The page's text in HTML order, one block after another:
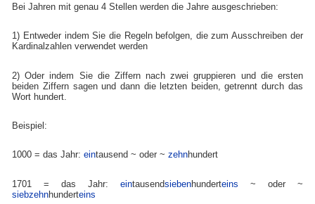
Bei Jahren mit genau 4 Stellen werden die Jahre ausgeschrieben:
1) Entweder indem Sie die Regeln befolgen, die zum Ausschreiben der
Kardinalzahlen verwendet werden
2) Oder indem Sie die Ziffern nach zwei gruppieren und die ersten
beiden Ziffern sagen und dann die letzten beiden, getrennt durch das
Wort hundert.
Beispiel:
1000 = das Jahr:eintausend ~ oder ~zehnhundert
1701 = das Jahr: eintausendsiebenhunderteins ~ oder ~
siebzehnhunderteins